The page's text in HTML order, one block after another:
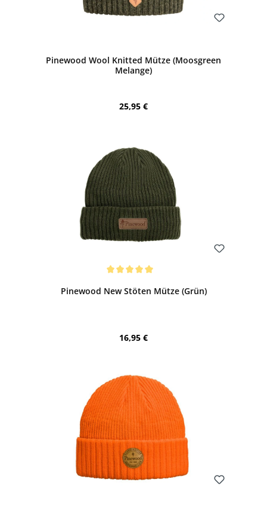
Pinewood Wool Knitted Mütze (Moosgreen
Melange)
Regulärer Preis:
25,95 €
Pinewood New Stöten Mütze (Grün)
Regulärer Preis:
16,95 €